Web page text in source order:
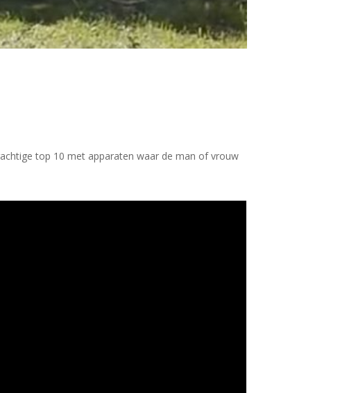
top 10 met apparaten waar de man of vrouw